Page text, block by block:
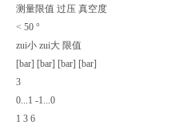
测量限值 过压 真空度
< 50 °
zui小 zui大 限值
[bar] [bar] [bar] [bar]
3
0...1 -1...0
1 3 6